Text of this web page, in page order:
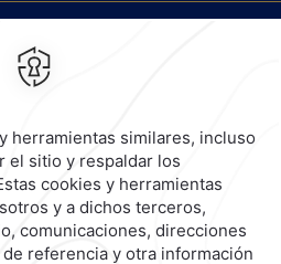
Mariano
Anzures,
|800 901 2300